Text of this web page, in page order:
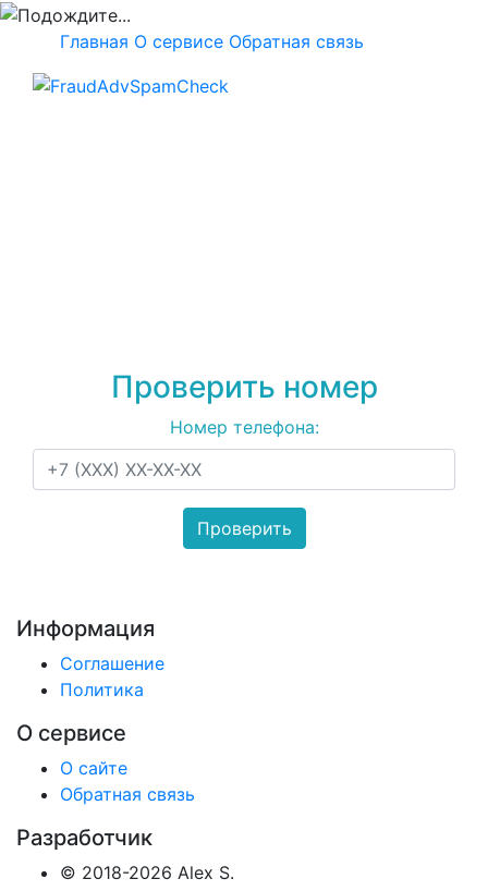
Главная О сервисе Обратная связь
Проверить номер
Номер телефона:
Информация
Соглашение
Политика
О сервисе
О сайте
Обратная связь
Разработчик
© 2018-2026 Alex S.